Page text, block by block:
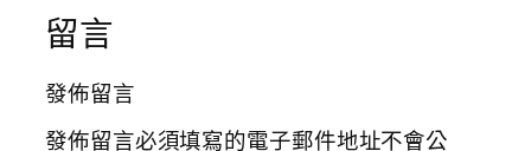
留言
發佈留言
發佈留言必須填寫的電子郵件地址不會公